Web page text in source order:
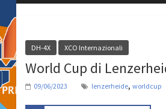
DH-4X XCO Internazionali
World Cup di
09/06/2023 lenzerheide, worldcup